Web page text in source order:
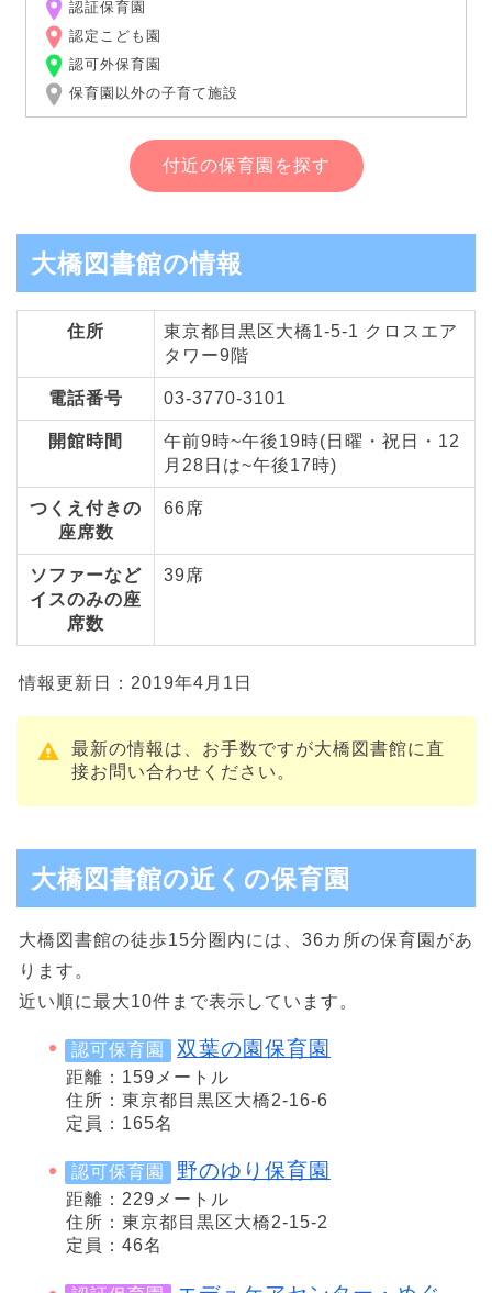
認証保育園
認定こども園
認可外保育園
保育園以外の子育て施設
付近の保育園を探す
大橋図書館の情報
住所
東京都目黒区大橋1-5-1 クロスエア
タワー9階
電話番号 03-3770-3101
開館時間
午前9時~午後19時(日曜・祝日・12
月28日は~午後17時)
つくえ付きの
座席数
66席
ソファーなど
イスのみの座
席数
39席
情報更新日：2019年4月1日
最新の情報は、お手数ですが大橋図書館に直
接お問い合わせください。
大橋図書館の近くの保育園
大橋図書館の徒歩15分圏内には、36カ所の保育園があ
ります。
近い順に最大10件まで表示しています。
認可保育園 双葉の園保育園
距離：159メートル
住所：東京都目黒区大橋2-16-6
定員：165名
認可保育園 野のゆり保育園
距離：229メートル
住所：東京都目黒区大橋2-15-2
定員：46名